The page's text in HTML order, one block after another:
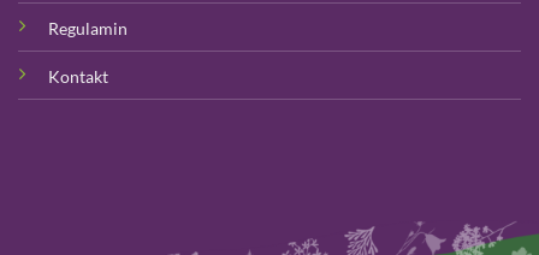
Regulamin
Kontakt